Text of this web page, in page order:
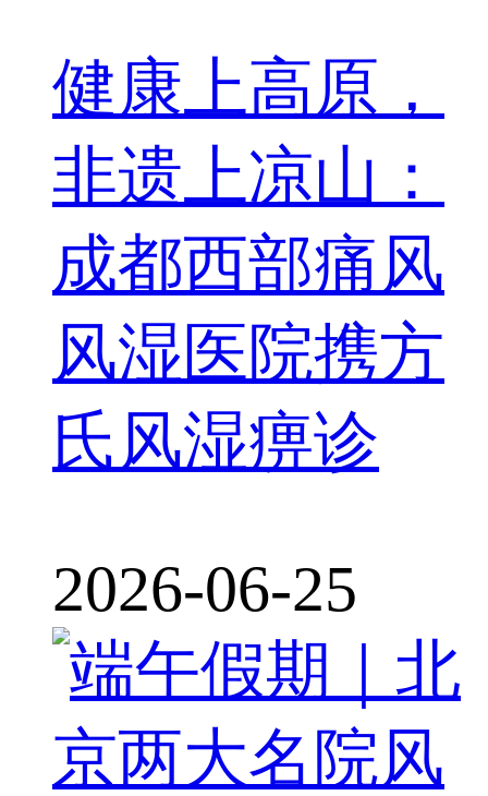
健康上高原，
非遗上凉山：
成都西部痛风
风湿医院携方
氏风湿痹诊
2026-06-25